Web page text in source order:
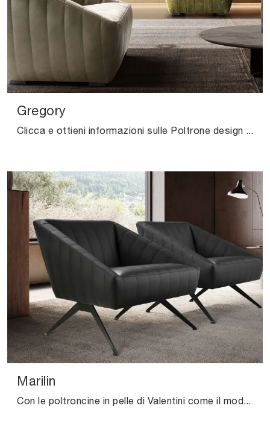
Gregory
Clicca e ottieni informazioni sulle Poltrone design di Valentini! Vari modelli in pelle, come Gregory, ti aspettano.
Marilin
Con le poltroncine in pelle di Valentini come il modello Marilin potrai ultimare il tuo concept d'arredo.